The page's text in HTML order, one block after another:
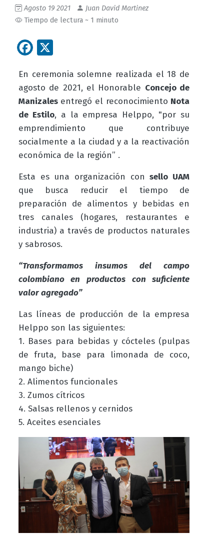
Agosto 19 2021
Juan David Martinez
Tiempo de lectura ~ 1 minuto
Facebook
En ceremonia solemne realizada el 18 de
agosto de 2021, el Honorable Concejo de
Manizalesentregó el reconocimiento Nota
de Estilo, a la empresa Helppo, "por su
emprendimiento que contribuye
socialmente a la ciudad y a la reactivación
económica de la región” .
Esta es una organización consello UAM
que busca reducir el tiempo de
preparación de alimentos y bebidas en
tres canales (hogares, restaurantes e
industria) a través de productos naturales
y sabrosos.
“Transformamos insumos del campo
colombiano en productos con suficiente
valor agregado”
Las líneas de producción de la empresa
Helppo son las siguientes:
1. Bases para bebidas y cócteles (pulpas
de fruta, base para limonada de coco,
mango biche)
2. Alimentos funcionales
3. Zumos cítricos
4. Salsas rellenos y cernidos
5. Aceites esenciales